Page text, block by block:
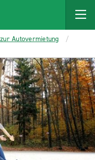
Autovermietung